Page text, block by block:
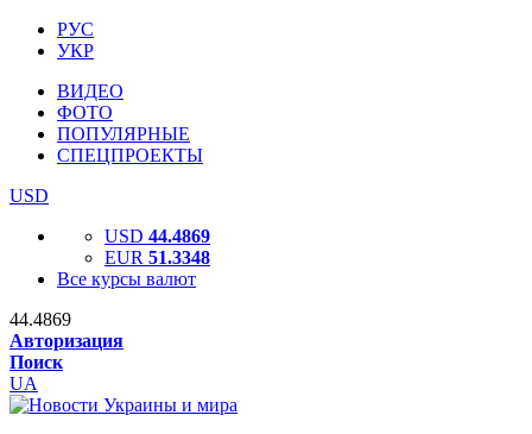
РУС
УКР
ВИДЕО
ФОТО
ПОПУЛЯРНЫЕ
СПЕЦПРОЕКТЫ
USD
USD 44.4869
EUR 51.3348
Все курсы валют
44.4869
Авторизация
Поиск
UA